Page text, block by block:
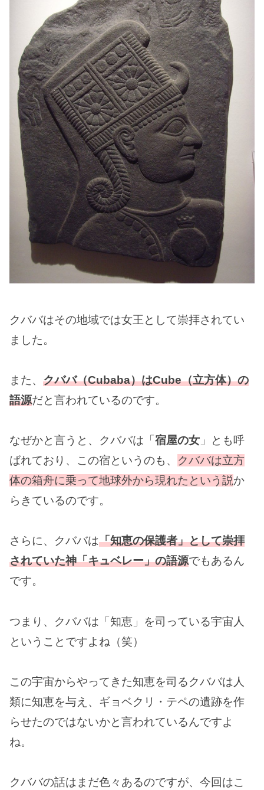
クババはその地域では女王として崇拝されてい
ました。
また、 クババ（Cubaba）はCube（立方体）の
語源だと言われているのです。
なぜかと言うと、クババは「 宿屋の女 」とも呼
ばれており、この宿というのも、 クババは立方
体の箱舟に乗って地球外から現れたという説か
らきているのです。
さらに、クババは「知恵の保護者」として崇拝
されていた神「キュベレー」の語源でもあるん
です。
つまり、クババは「知恵」を司っている宇宙人
ということですよね（笑）
この宇宙からやってきた知恵を司るクババは人
類に知恵を与え、ギョベクリ・テペの遺跡を作
らせたのではないかと言われているんですよ
ね。
クババの話はまだ色々あるのですが、今回はこ